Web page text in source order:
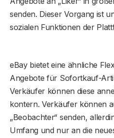
senden. Dieser Vorgang ist
sozialen Funktionen der
eBay bietet eine ähnliche
Angebote für Sofortkauf-
Verkäufer können diese
kontern. Verkäufer können
„Beobachter“ senden,
Umfang und nur an die